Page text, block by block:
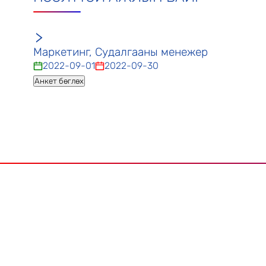
Маркетинг, Судалгааны менежер
2022-09-01 2022-09-30
Анкет бөглөх